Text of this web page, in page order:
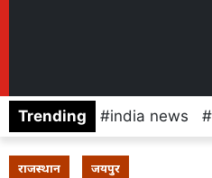
Trending india news
राजस्थान जयपुर